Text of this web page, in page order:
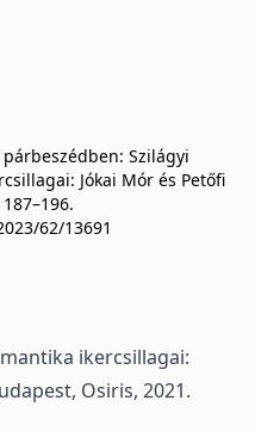
párbeszédben: Szilágyi
Jókai Mór és Petőfi
62/13691
ikercsillagai:
Osiris, 2021.